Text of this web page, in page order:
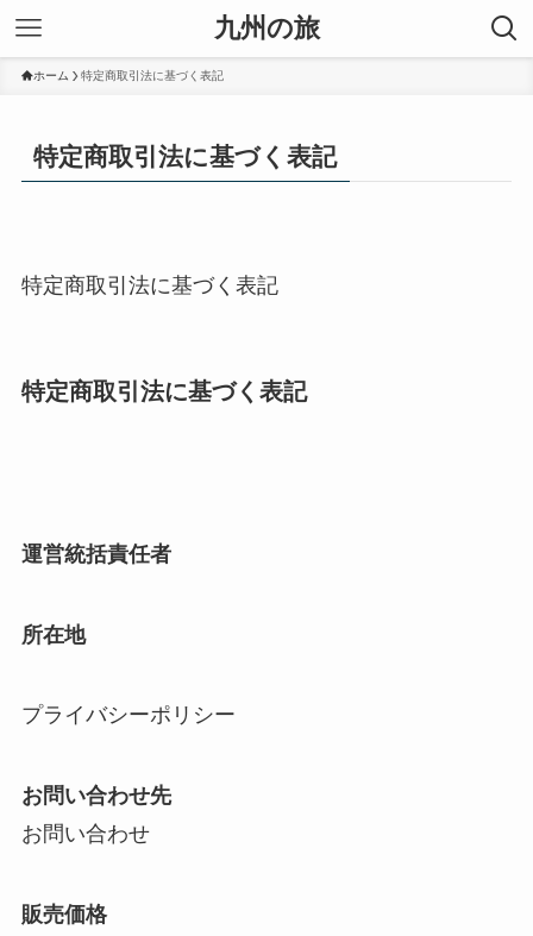
九州の旅
ホーム 特定商取引法に基づく表記
特定商取引法に基づく表記
特定商取引法に基づく表記
特定商取引法に基づく表記
運営統括責任者
所在地
プライバシーポリシー
お問い合わせ先
お問い合わせ
販売価格